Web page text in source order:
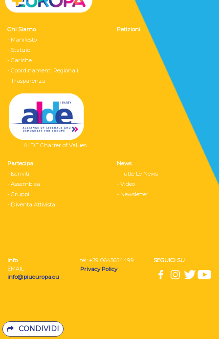
CONDIVIDI
Chi Siamo
- Manifesto
- Statuto
- Cariche
- Coordinamenti Regionali
- Trasparenza
ALDE Charter of Values
Petizioni
Partecipa
- Iscriviti
- Assemblea
- Gruppi
- Diventa Attivista
News
- Tutte Le News
- Video
- Newsletter
Info
EMAIL
info@piueuropa.eu
tel: ‭+39 0645654499
Privacy Policy
SEGUICI SU